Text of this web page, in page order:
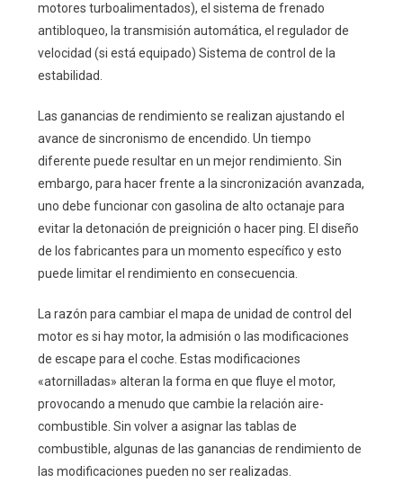
motores turboalimentados), el sistema de frenado
antibloqueo, la transmisión automática, el regulador de
velocidad (si está equipado) Sistema de control de la
estabilidad.
Las ganancias de rendimiento se realizan ajustando el
avance de sincronismo de encendido. Un tiempo
diferente puede resultar en un mejor rendimiento. Sin
embargo, para hacer frente a la sincronización avanzada,
uno debe funcionar con gasolina de alto octanaje para
evitar la detonación de preignición o hacer ping. El diseño
de los fabricantes para un momento específico y esto
puede limitar el rendimiento en consecuencia.
La razón para cambiar el mapa de unidad de control del
motor es si hay motor, la admisión o las modificaciones
de escape para el coche. Estas modificaciones
«atornilladas» alteran la forma en que fluye el motor,
provocando a menudo que cambie la relación aire-
combustible. Sin volver a asignar las tablas de
combustible, algunas de las ganancias de rendimiento de
las modificaciones pueden no ser realizadas.